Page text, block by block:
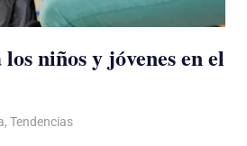
niños y jóvenes en el
, Tendencias